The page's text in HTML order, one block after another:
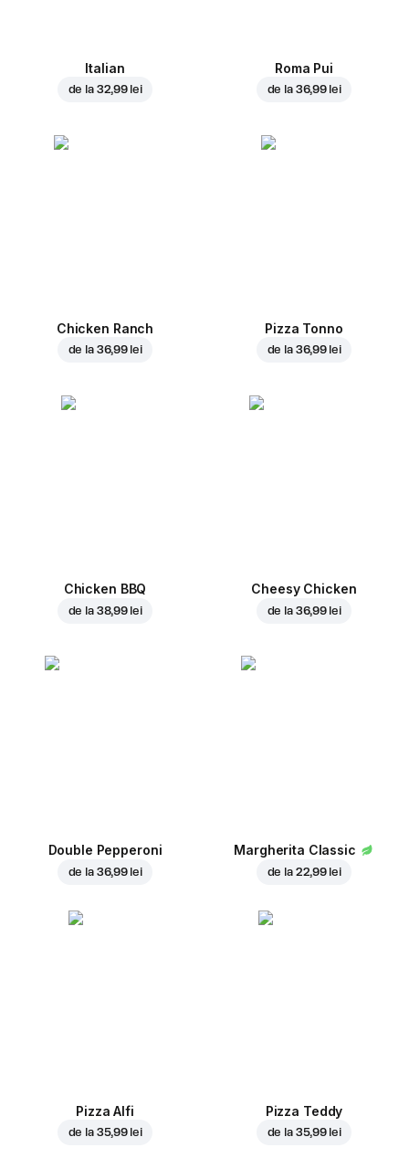
Italian
de la 32,99 lei
Roma Pui
de la 36,99 lei
Chicken Ranch
de la 36,99 lei
Pizza Tonno
de la 36,99 lei
Chicken BBQ
de la 38,99 lei
Cheesy Chicken
de la 36,99 lei
Double Pepperoni
de la 36,99 lei
Margherita Classic
de la 22,99 lei
Pizza Alfi
de la 35,99 lei
Pizza Teddy
de la 35,99 lei